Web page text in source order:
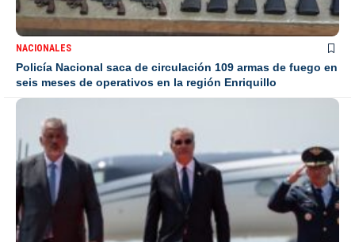
NACIONALES
Policía Nacional saca de circulación 109 armas de fuego en
seis meses de operativos en la región Enriquillo